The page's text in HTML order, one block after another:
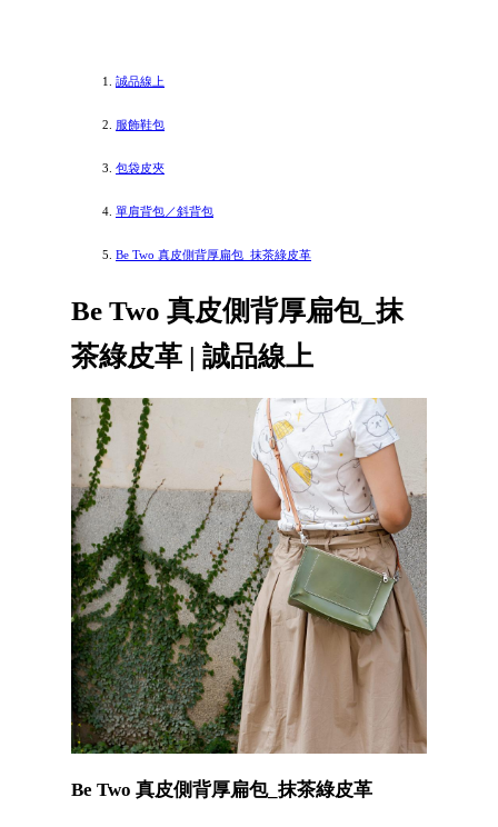
誠品線上
服飾鞋包
包袋皮夾
單肩背包／斜背包
Be Two 真皮側背厚扁包_抹茶綠皮革
Be Two 真皮側背厚扁包_抹
茶綠皮革 | 誠品線上
Be Two 真皮側背厚扁包_抹茶綠皮革